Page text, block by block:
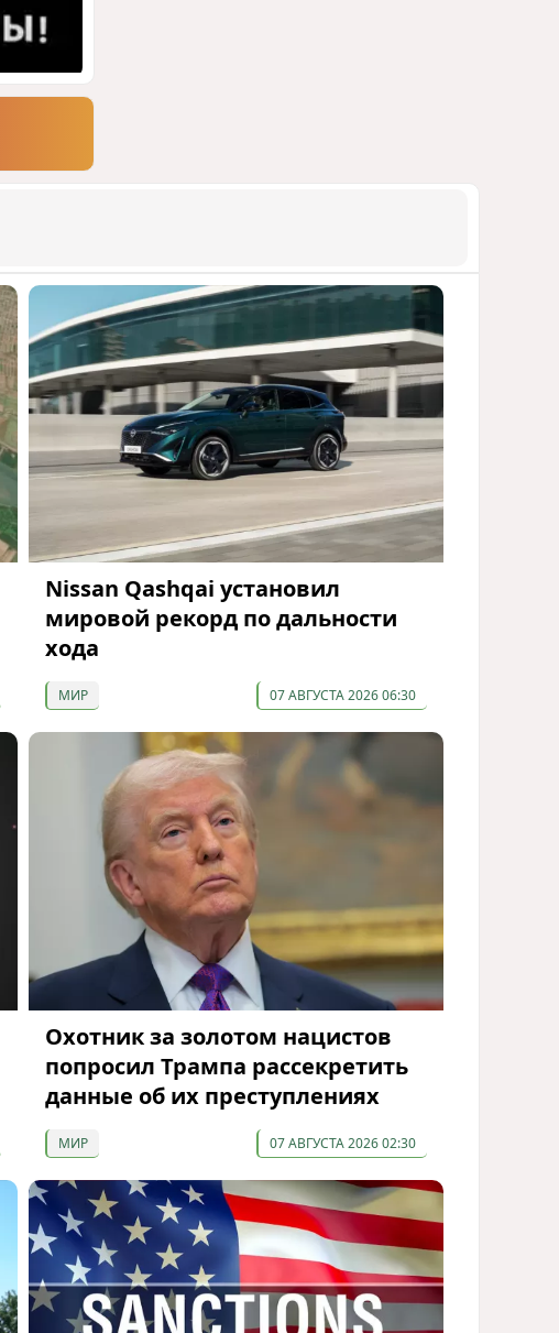
10
Инфантино, Буратино,
Чиполлино...
ТАКАЯ ВОТ КАРТИНА, НЕВЕСЕЛАЯ. КАК
ДЛЯ ДЕЙСТВУЮЩИХ ЛИЦ, ТАК И ДЛЯ
ЗРИТЕЛЕЙ
1128 05 Августа 2026 10:15
Nissan Qashqai установил
мировой рекорд по дальности
хода
МИР 07 АВГУСТА 2026 06:30
Охотник за золотом нацистов
попросил Трампа рассекретить
данные об их преступлениях
МИР 07 АВГУСТА 2026 02:30